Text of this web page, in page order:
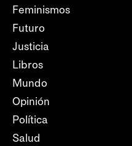
Feminismos
Futuro
Justicia
Libros
Mundo
Opinión
Política
Salud